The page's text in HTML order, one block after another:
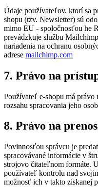
Údaje používateľov, ktorí sa
shopu (tzv. Newsletter) sú
mimo EU - spoločnosťou he
prevádzkuje službu
nariadenia na ochranu
adrese mailchimp.com
7. Právo na
Používateľ e-shopu má právo
rozsahu spracovania jeho
8. Právo na
Povinnosťou správcu je
spracovávané informácie v
strojovo čitateľnom formáte.
používateľ kontrolu nad
možnosť ich v takto získanej